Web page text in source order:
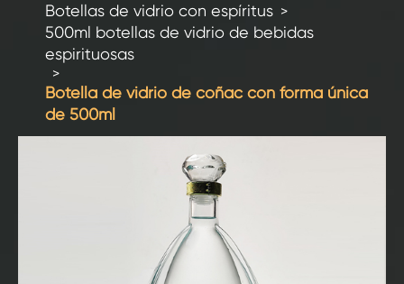
Botellas de vidrio con espíritus
500ml botellas de vidrio de bebidas
espirituosas
Botella de vidrio de coñac con forma única
de 500ml